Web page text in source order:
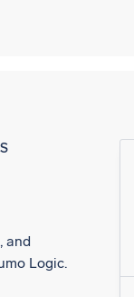
and
Logic.